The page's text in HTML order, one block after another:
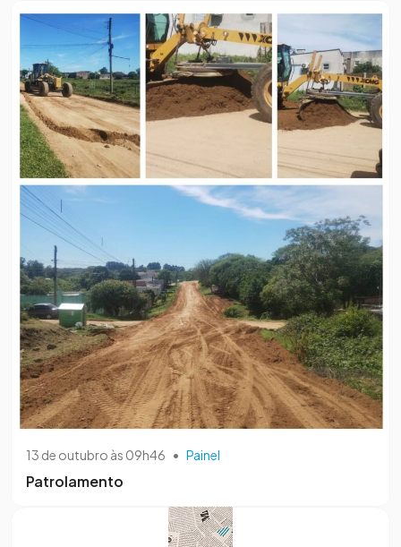
13 de outubro às 09h46 • Painel
Patrolamento